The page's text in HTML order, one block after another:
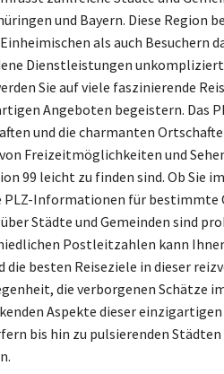
und Bayern. Diese Region
als auch Besuchern
Dienstleistungen unkompliziert
Sie auf viele faszinierende
Angeboten begeistern. Das
und die charmanten
Freizeitmöglichkeiten und
99 leicht zu finden sind. Ob Sie
PLZ-Informationen für bestimmte
Städte und Gemeinden sind
Postleitzahlen kann
besten Reiseziele in dieser
die verborgenen Schätze
Aspekte dieser
bis hin zu pulsierenden